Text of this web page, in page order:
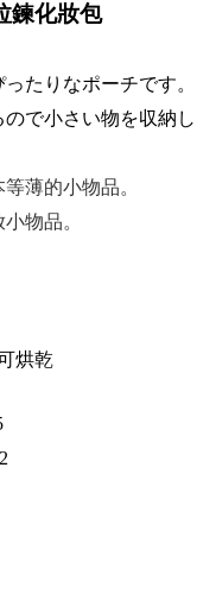
鍊化妝包
ったりなポーチです。
ので小さい物を収納 し
薄的小物品。
物品。
烘乾